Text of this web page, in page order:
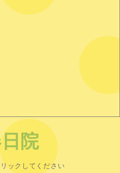
院
ックしてください